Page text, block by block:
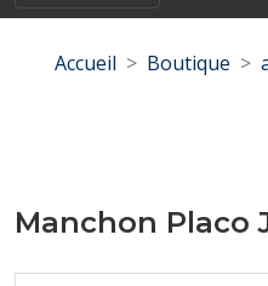
Accueil Boutique
Manchon Placo